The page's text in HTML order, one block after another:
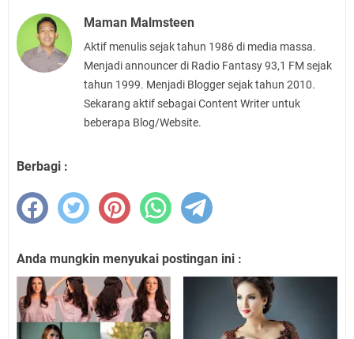
Maman Malmsteen
Aktif menulis sejak tahun 1986 di media massa.
Menjadi announcer di Radio Fantasy 93,1 FM sejak
tahun 1999. Menjadi Blogger sejak tahun 2010.
Sekarang aktif sebagai Content Writer untuk
beberapa Blog/Website.
Berbagi :
Anda mungkin menyukai postingan ini :